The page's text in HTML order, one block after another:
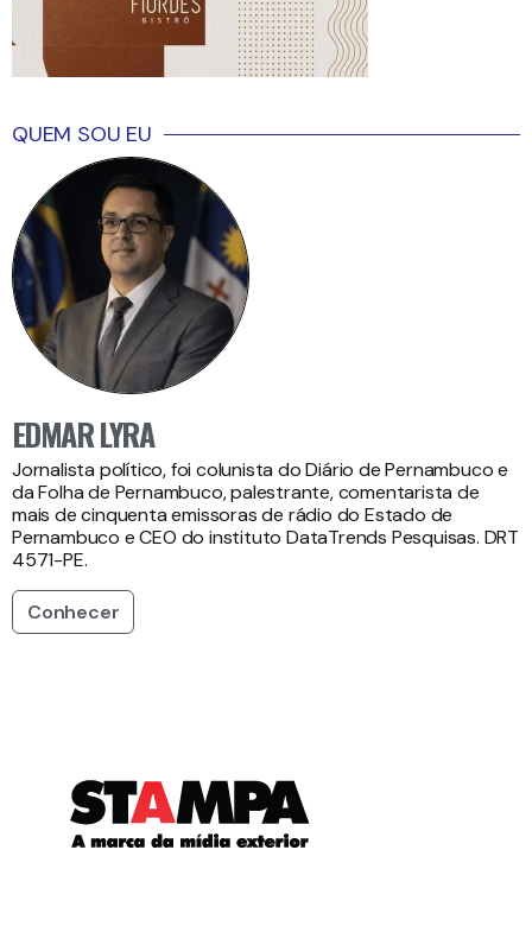
QUEM SOU EU
EDMAR LYRA
Jornalista político, foi colunista do Diário de Pernambuco e
da Folha de Pernambuco, palestrante, comentarista de
mais de cinquenta emissoras de rádio do Estado de
Pernambuco e CEO do instituto DataTrends Pesquisas. DRT
4571-PE.
Conhecer